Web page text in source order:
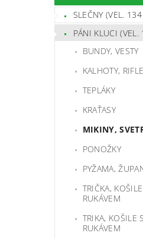
SLEČNY (VEL.
PÁNI KLUCI
BUNDY, VESTY
KALHOTY, RIFLE
TEPLÁKY
KRAŤASY
MIKINY,
PONOŽKY
PYŽAMA,
TRIČKA,
RUKÁVEM
TRIKA, KOŠILE
RUKÁVEM